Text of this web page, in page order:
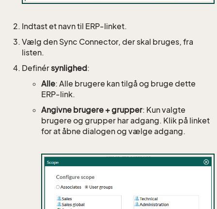
Indtast et navn til ERP-linket.
Vælg den Sync Connector, der skal bruges, fra
listen.
Definérsynlighed:
Alle: Alle brugere kan tilgå og bruge dette
ERP-link.
Angivne brugere + grupper: Kun valgte
brugere og grupper har adgang. Klik på linket
for at åbne dialogen og vælge adgang.